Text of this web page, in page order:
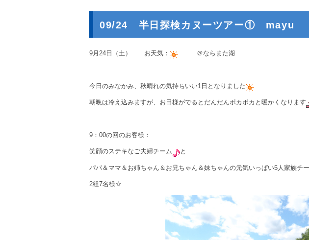
09/24 半日探検カヌーツアー① mayu
9月24日（土） お天気： ＠ならまた湖
今日のみなかみ、秋晴れの気持ちいい1日となりました
朝晩は冷え込みますが、お日様がでるとだんだんポカポカと暖かくなります
9：00の回のお客様：
笑顔のステキなご夫婦チーム と
パパ＆ママ＆お姉ちゃん＆お兄ちゃん＆妹ちゃんの元気いっぱい5人家族チ
2組7名様☆